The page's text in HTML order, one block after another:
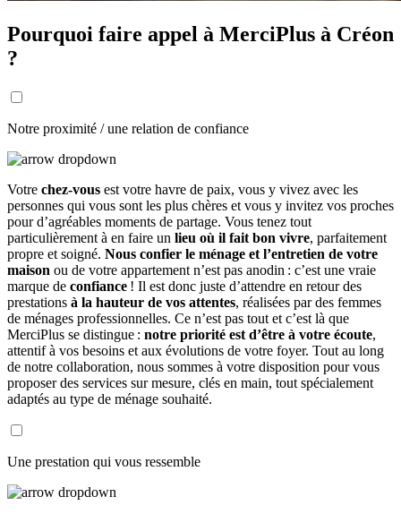
Pourquoi faire appel à MerciPlus à Créon
?
Notre proximité / une relation de confiance
Votre chez-vous est votre havre de paix, vous y vivez avec les
personnes qui vous sont les plus chères et vous y invitez vos proches
pour d’agréables moments de partage. Vous tenez tout
particulièrement à en faire un lieu où il fait bon vivre, parfaitement
propre et soigné. Nous confier le ménage et l’entretien de votre
maison ou de votre appartement n’est pas anodin : c’est une vraie
marque de confiance ! Il est donc juste d’attendre en retour des
prestations à la hauteur de vos attentes, réalisées par des femmes
de ménages professionnelles. Ce n’est pas tout et c’est là que
MerciPlus se distingue : notre priorité est d’être à votre écoute,
attentif à vos besoins et aux évolutions de votre foyer. Tout au long
de notre collaboration, nous sommes à votre disposition pour vous
proposer des services sur mesure, clés en main, tout spécialement
adaptés au type de ménage souhaité.
Une prestation qui vous ressemble